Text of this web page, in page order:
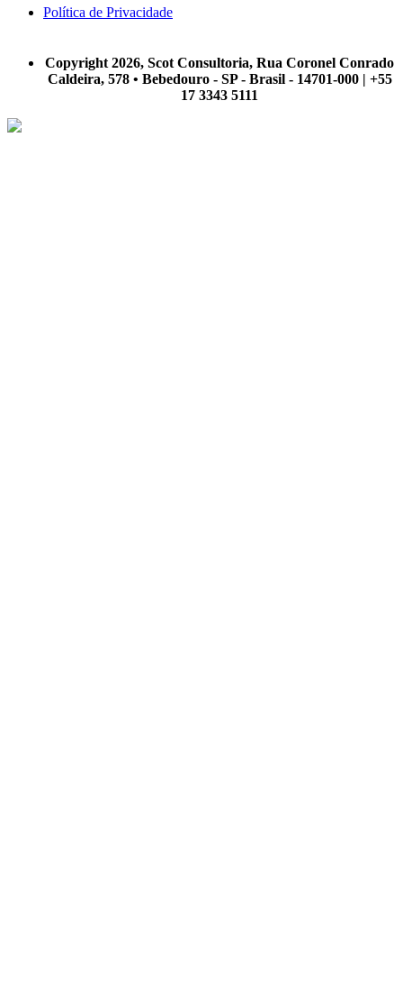
Política de Privacidade
Copyright 2026, Scot Consultoria, Rua Coronel Conrado
Caldeira, 578 • Bebedouro - SP - Brasil - 14701-000 | +55
17 3343 5111